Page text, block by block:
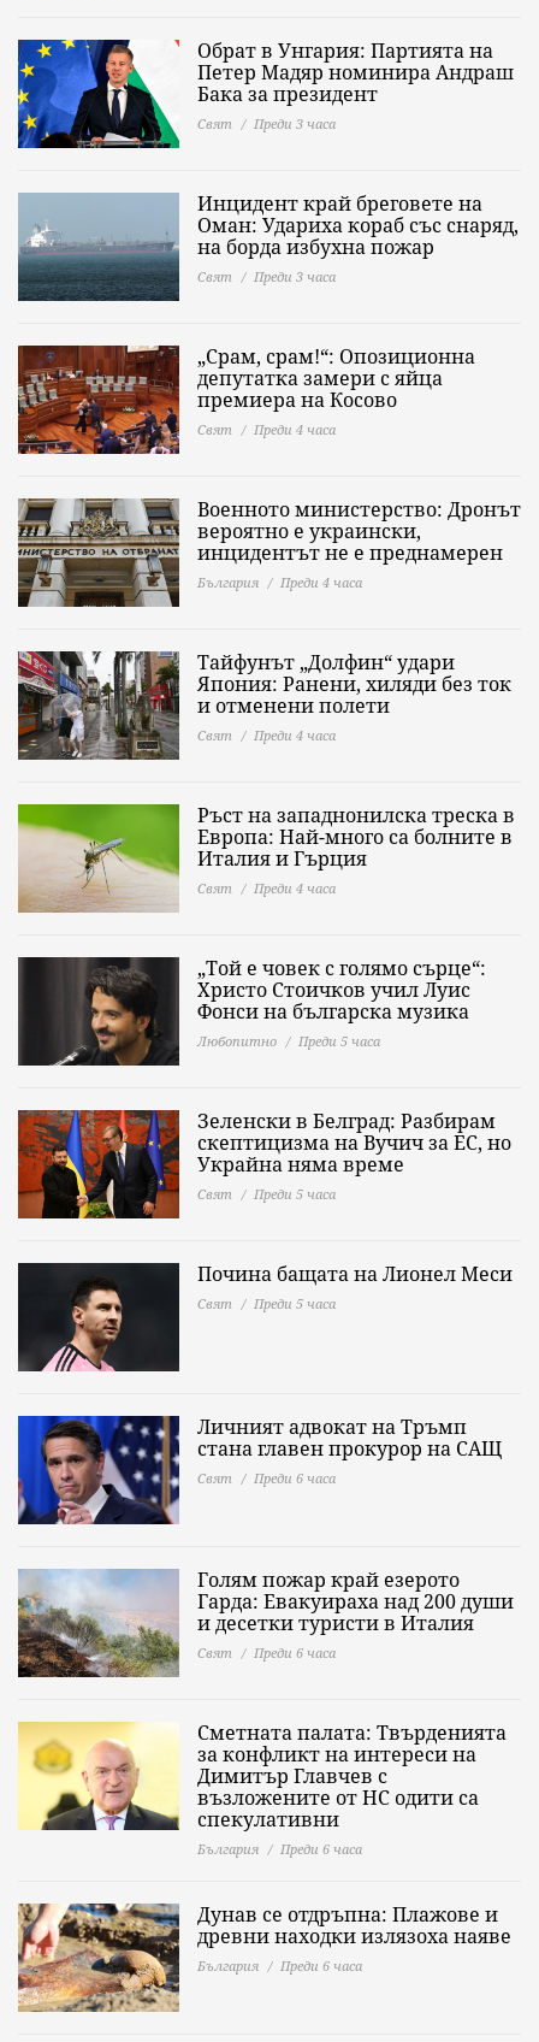
Обрат в Унгария: Партията на
Петер Мадяр номинира Андраш
Бака за президент
Свят Преди 3 часа
Инцидент край бреговете на
Оман: Удариха кораб със снаряд,
на борда избухна пожар
Свят Преди 3 часа
„Срам, срам!“: Опозиционна
депутатка замери с яйца
премиера на Косово
Свят Преди 4 часа
Военното министерство: Дронът
вероятно е украински,
инцидентът не е преднамерен
България Преди 4 часа
Тайфунът „Долфин“ удари
Япония: Ранени, хиляди без ток
и отменени полети
Свят Преди 4 часа
Ръст на западнонилска треска в
Европа: Най-много са болните в
Италия и Гърция
Свят Преди 4 часа
„Той е човек с голямо сърце“:
Христо Стоичков учил Луис
Фонси на българска музика
Любопитно Преди 5 часа
Зеленски в Белград: Разбирам
скептицизма на Вучич за ЕС, но
Украйна няма време
Свят Преди 5 часа
Почина бащата на Лионел Меси
Свят Преди 5 часа
Личният адвокат на Тръмп
стана главен прокурор на САЩ
Свят Преди 6 часа
Голям пожар край езерото
Гарда: Евакуираха над 200 души
и десетки туристи в Италия
Свят Преди 6 часа
Сметната палата: Твърденията
за конфликт на интереси на
Димитър Главчев с
възложените от НС одити са
спекулативни
България Преди 6 часа
Дунав се отдръпна: Плажове и
древни находки излязоха наяве
България Преди 6 часа